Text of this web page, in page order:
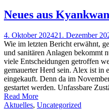
Neues aus
4. Oktober 202421. Dezember
Wie im letzten Bericht erwähnt,
und sanitären Anlagen bekommt
viele Entscheidungen getroffen
gemauerter Herd sein. Alex ist in
eingekauft. Denn da im
gestartet werden. Unfassbare
Read More
Aktuelles, Uncategorized